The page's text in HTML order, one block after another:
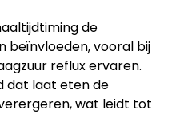
de
beïnvloeden, vooral bij
reflux ervaren.
dat laat eten de
wat leidt tot